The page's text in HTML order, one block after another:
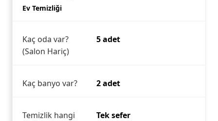
Ev Temizliği
Kaç oda var?
(Salon Hariç)
5 adet
Kaç banyo var? 2 adet
Temizlik hangi
Tek sefer